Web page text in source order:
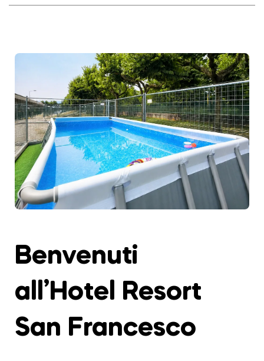
Benvenuti
all’Hotel Resort
San Francesco